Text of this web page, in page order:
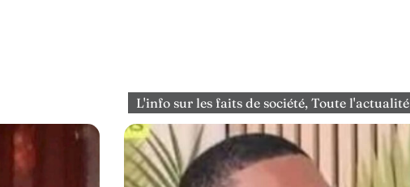
L'info sur les faits de société, Toute l'actualité